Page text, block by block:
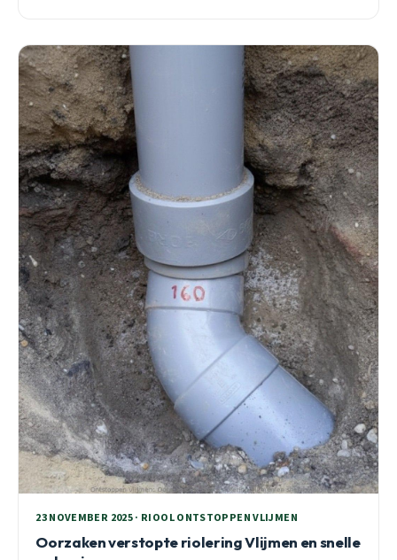
23 NOVEMBER 2025 · RIOOL ONTSTOPPEN VLIJMEN
Oorzaken verstopte riolering Vlijmen en snelle